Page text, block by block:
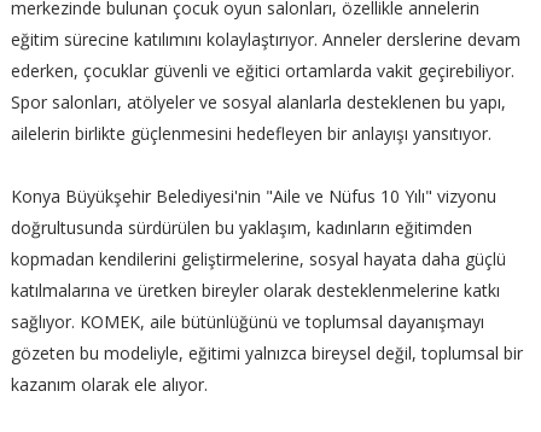
merkezinde bulunan çocuk oyun salonları, özellikle annelerin
eğitim sürecine katılımını kolaylaştırıyor. Anneler derslerine devam
ederken, çocuklar güvenli ve eğitici ortamlarda vakit geçirebiliyor.
Spor salonları, atölyeler ve sosyal alanlarla desteklenen bu yapı,
ailelerin birlikte güçlenmesini hedefleyen bir anlayışı yansıtıyor.
Konya Büyükşehir Belediyesi'nin "Aile ve Nüfus 10 Yılı" vizyonu
doğrultusunda sürdürülen bu yaklaşım, kadınların eğitimden
kopmadan kendilerini geliştirmelerine, sosyal hayata daha güçlü
katılmalarına ve üretken bireyler olarak desteklenmelerine katkı
sağlıyor. KOMEK, aile bütünlüğünü ve toplumsal dayanışmayı
gözeten bu modeliyle, eğitimi yalnızca bireysel değil, toplumsal bir
kazanım olarak ele alıyor.